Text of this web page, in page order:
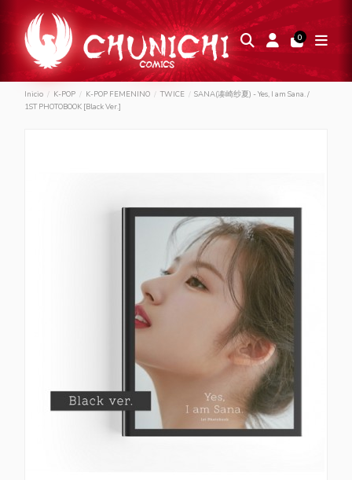
0
Inicio K-POP K-POP FEMENINO TWICE
SANA(凑崎纱夏) - Yes, I am Sana. /
1ST PHOTOBOOK [Black Ver.]